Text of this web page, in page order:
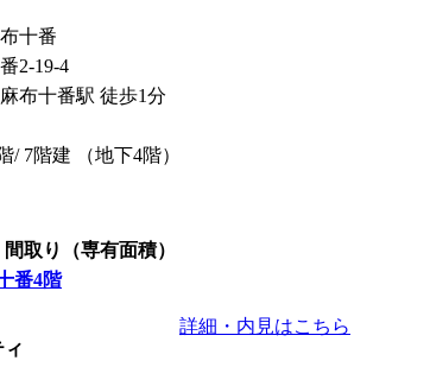
十番
2-19-4
布十番駅 徒歩1分
/ 7階建 （地下4階）
間取り（専有面積）
番4階
詳細・内見はこちら